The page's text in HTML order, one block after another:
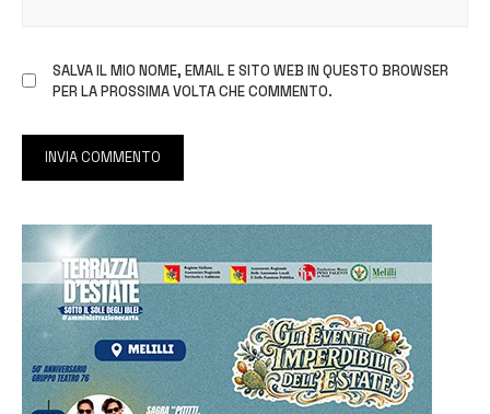
SALVA IL MIO NOME, EMAIL E SITO WEB IN QUESTO BROWSER
PER LA PROSSIMA VOLTA CHE COMMENTO.